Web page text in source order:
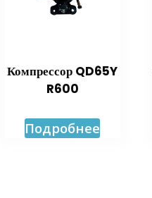
Компрессор QD65Y
R600
Подробнее